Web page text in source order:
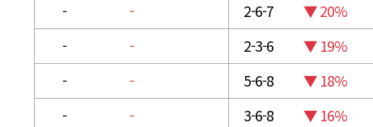
-
- 2-6-7 ▼ 20%
-
- 2-3-6 ▼ 19%
-
- 5-6-8 ▼ 18%
-
- 3-6-8 ▼ 16%